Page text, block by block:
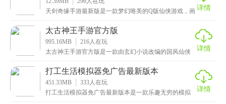
天剑奇缘手游最新版是一款梦幻唯美的Q版仙侠游戏，画
呈
详情
太古神王手游官方版
995.16MB 216人在玩
太古神王手游官方版是一款由玄幻小说改编的国风仙侠
武为
详情
打工生活模拟器免广告最新版本
451.33MB 333人在玩
打工生活模拟器免广告最新版本是一款乐趣无穷的模拟
详情